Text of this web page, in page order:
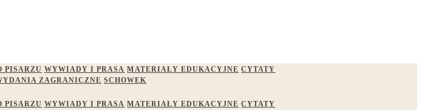
PISARZU WYWIADY I PRASA MATERIAŁY EDUKACYJNE CYTATY
ZAGRANICZNE SCHOWEK
PISARZU WYWIADY I PRASA MATERIAŁY EDUKACYJNE CYTATY